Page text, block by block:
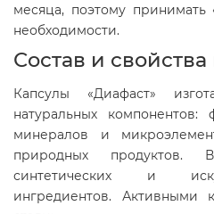
месяца, поэтому принимать
необходимости.
Состав и
Капсулы «Диафаст»
натуральных компонентов:
минералов и
природных
синтетических и
ингредиентов. Активными